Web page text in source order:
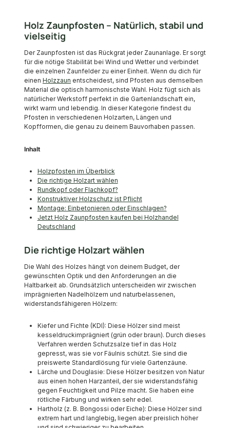
Holz Zaunpfosten – Natürlich, stabil und
vielseitig
Der Zaunpfosten ist das Rückgrat jeder Zaunanlage. Er sorgt
für die nötige Stabilität bei Wind und Wetter und verbindet
die einzelnen Zaunfelder zu einer Einheit. Wenn du dich für
einen Holzzaun entscheidest, sind Pfosten aus demselben
Material die optisch harmonischste Wahl. Holz fügt sich als
natürlicher Werkstoff perfekt in die Gartenlandschaft ein,
wirkt warm und lebendig. In dieser Kategorie findest du
Pfosten in verschiedenen Holzarten, Längen und
Kopfformen, die genau zu deinem Bauvorhaben passen.
Inhalt
Holzpfosten im Überblick
Die richtige Holzart wählen
Rundkopf oder Flachkopf?
Konstruktiver Holzschutz ist Pflicht
Montage: Einbetonieren oder Einschlagen?
Jetzt Holz Zaunpfosten kaufen bei Holzhandel
Deutschland
Die richtige Holzart wählen
Die Wahl des Holzes hängt von deinem Budget, der
gewünschten Optik und den Anforderungen an die
Haltbarkeit ab. Grundsätzlich unterscheiden wir zwischen
imprägnierten Nadelhölzern und naturbelassenen,
widerstandsfähigeren Hölzern:
Kiefer und Fichte (KDI): Diese Hölzer sind meist
kesseldruckimprägniert (grün oder braun). Durch dieses
Verfahren werden Schutzsalze tief in das Holz
gepresst, was sie vor Fäulnis schützt. Sie sind die
preiswerte Standardlösung für viele Gartenzäune.
Lärche und Douglasie: Diese Hölzer besitzen von Natur
aus einen hohen Harzanteil, der sie widerstandsfähig
gegen Feuchtigkeit und Pilze macht. Sie haben eine
rötliche Färbung und wirken sehr edel.
Hartholz (z. B. Bongossi oder Eiche): Diese Hölzer sind
extrem hart und langlebig, liegen aber preislich höher